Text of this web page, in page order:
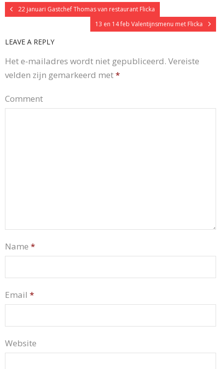
22 januari Gastchef Thomas van restaurant Flicka
13 en 14 feb Valentijnsmenu met Flicka
LEAVE A REPLY
Het e-mailadres wordt niet gepubliceerd. Vereiste
velden zijn gemarkeerd met*
Comment
Name *
Email *
Website